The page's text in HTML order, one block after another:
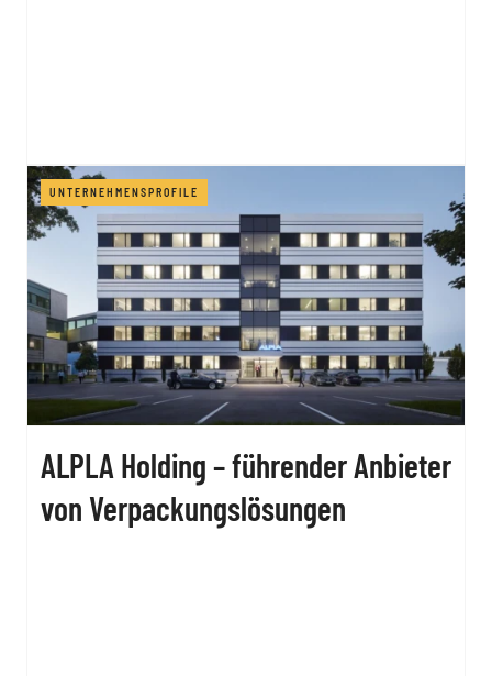
UNTERNEHMENSPROFILE
ALPLA Holding – führender Anbieter
von Verpackungslösungen